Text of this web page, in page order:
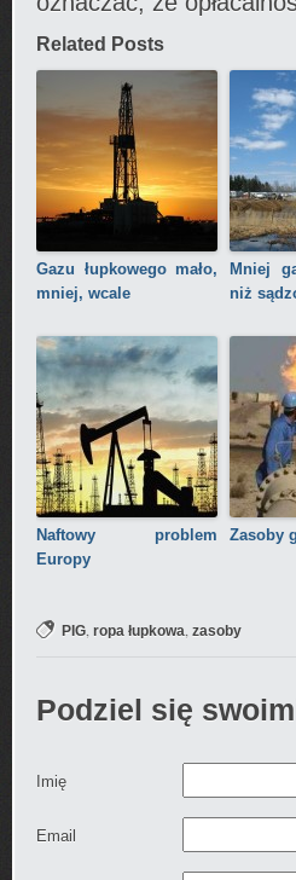
Related Posts
Gazu łupkowego mało,
mniej, wcale
Mniej
niż
Naftowy problem
Europy
Zasoby
PIG ropa łupkowa zasoby
Podziel się
Imię
Email